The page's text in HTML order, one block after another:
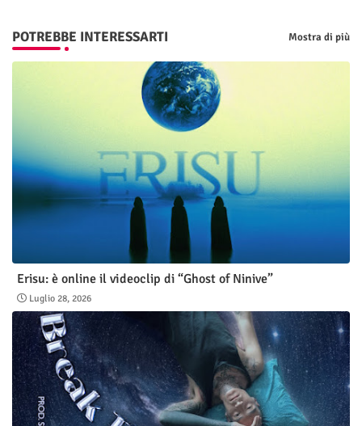
POTREBBE INTERESSARTI Mostra di più
Erisu: è online il videoclip di “Ghost of Ninive”
Luglio 28, 2026